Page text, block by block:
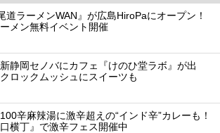
道ラーメンWAN』が広島HiroPaにオープン！
メン無料イベント開催
静岡セノバにカフェ『けのひ堂ラボ』が出
ロックムッシュにスイーツも
辛麻辣湯に激辛超えの“インド辛”カレーも！
口横丁』で激辛フェス開催中